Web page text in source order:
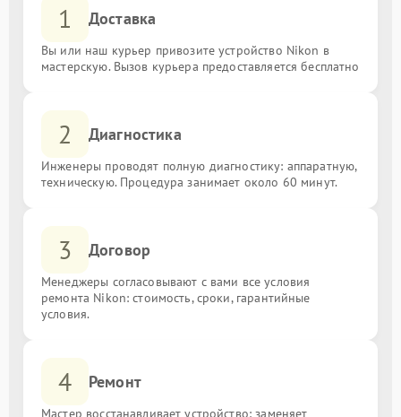
1 Доставка
Вы или наш курьер привозите устройство Nikon в
мастерскую. Вызов курьера предоставляется бесплатно
2 Диагностика
Инженеры проводят полную диагностику: аппаратную,
техническую. Процедура занимает около 60 минут.
3 Договор
Менеджеры согласовывают с вами все условия
ремонта Nikon: стоимость, сроки, гарантийные
условия.
4 Ремонт
Мастер восстанавливает устройство: заменяет